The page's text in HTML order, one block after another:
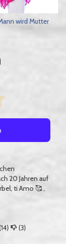
wird Mutter
20 Jahren auf
ti Amo 🥰 ,
14) (3)